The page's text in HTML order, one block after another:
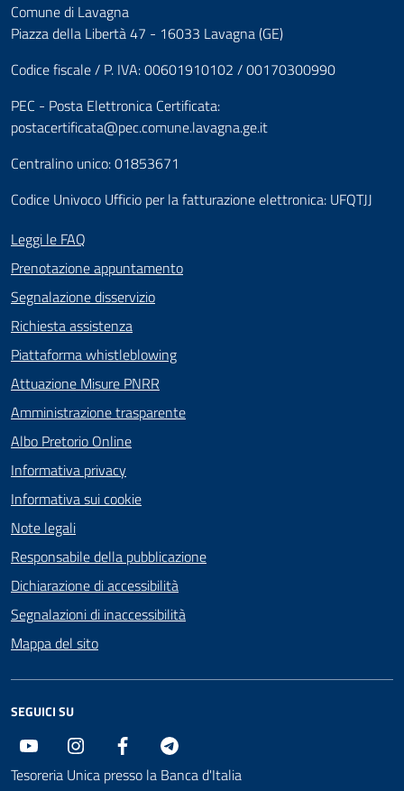
Comune di Lavagna
Piazza della Libertà 47 - 16033 Lavagna (GE)
Codice fiscale / P. IVA: 00601910102 / 00170300990
PEC - Posta Elettronica Certificata:
postacertificata@pec.comune.lavagna.ge.it
Centralino unico: 01853671
Codice Univoco Ufficio per la fatturazione elettronica: UFQTJJ
Leggi le FAQ
Prenotazione appuntamento
Segnalazione disservizio
Richiesta assistenza
Piattaforma whistleblowing
Attuazione Misure PNRR
Amministrazione trasparente
Albo Pretorio Online
Informativa privacy
Informativa sui cookie
Note legali
Responsabile della pubblicazione
Dichiarazione di accessibilità
Segnalazioni di inaccessibilità
Mappa del sito
SEGUICI SU
Youtube Instagram Facebook
Tesoreria Unica presso la Banca d'Italia